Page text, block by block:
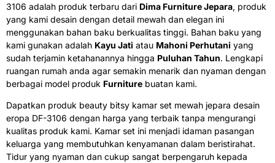
3106 adalah produk terbaru dari Dima Furniture Jepara, produk
yang kami desain dengan detail mewah dan elegan ini
menggunakan bahan baku berkualitas tinggi. Bahan baku yang
kami gunakan adalah Kayu Jati atau Mahoni Perhutani yang
sudah terjamin ketahanannya hingga Puluhan Tahun. Lengkapi
ruangan rumah anda agar semakin menarik dan nyaman dengan
berbagai model produk Furniture buatan kami.
Dapatkan produk beauty bitsy kamar set mewah jepara desain
eropa DF-3106 dengan harga yang terbaik tanpa mengurangi
kualitas produk kami. Kamar set ini menjadi idaman pasangan
keluarga yang membutuhkan kenyamanan dalam beristirahat.
Tidur yang nyaman dan cukup sangat berpengaruh kepada